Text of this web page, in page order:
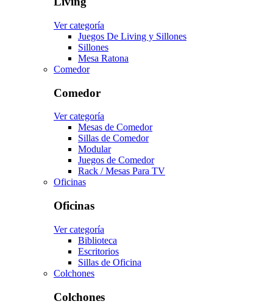
Ver categoría
Juegos De Living y Sillones
Sillones
Mesa Ratona
Comedor
Comedor
Ver categoría
Mesas de Comedor
Sillas de Comedor
Modular
Juegos de Comedor
Rack / Mesas Para TV
Oficinas
Oficinas
Ver categoría
Biblioteca
Escritorios
Sillas de Oficina
Colchones
Colchones